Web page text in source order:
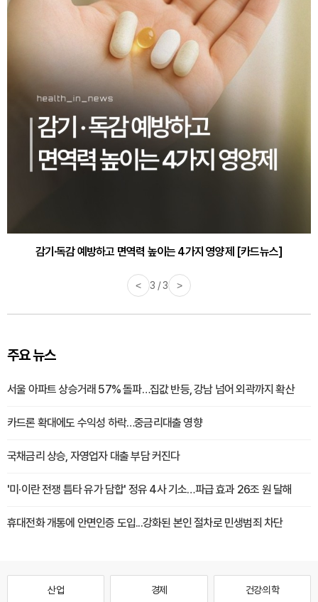
감기·독감 예방하고 면역력 높이는 4가지 영양제 [카드뉴스]
< 3 / 3 >
주요 뉴스
서울 아파트 상승거래 57% 돌파…집값 반등, 강남 넘어 외곽까지 확산
카드론 확대에도 수익성 하락…중금리대출 영향
국채금리 상승, 자영업자 대출 부담 커진다
'미·이란 전쟁 틈타 유가 담합' 정유 4사 기소…파급 효과 26조 원 달해
휴대전화 개통에 안면인증 도입...강화된 본인 절차로 민생범죄 차단
산업 경제 건강·의학